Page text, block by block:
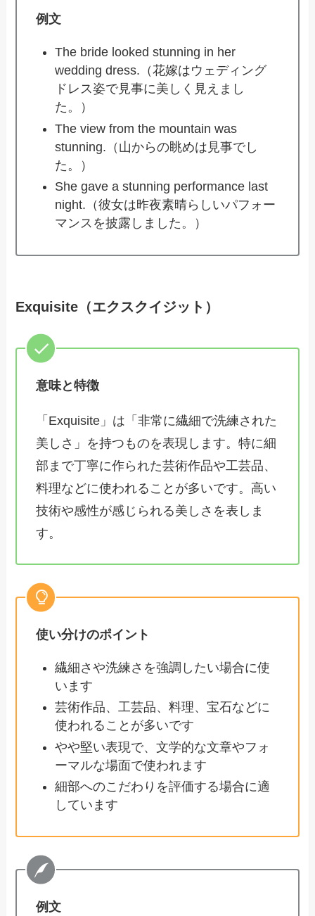
例文
The bride looked stunning in her
wedding dress.（花嫁はウェディング
ドレス姿で見事に美しく見えまし
た。）
The view from the mountain was
stunning.（山からの眺めは見事でし
た。）
She gave a stunning performance last
night.（彼女は昨夜素晴らしいパフォー
マンスを披露しました。）
Exquisite（エクスクイジット）
意味と特徴
「Exquisite」は「非常に繊細で洗練された
美しさ」を持つものを表現します。特に細
部まで丁寧に作られた芸術作品や工芸品、
料理などに使われることが多いです。高い
技術や感性が感じられる美しさを表しま
す。
使い分けのポイント
繊細さや洗練さを強調したい場合に使
います
芸術作品、工芸品、料理、宝石などに
使われることが多いです
やや堅い表現で、文学的な文章やフォ
ーマルな場面で使われます
細部へのこだわりを評価する場合に適
しています
例文